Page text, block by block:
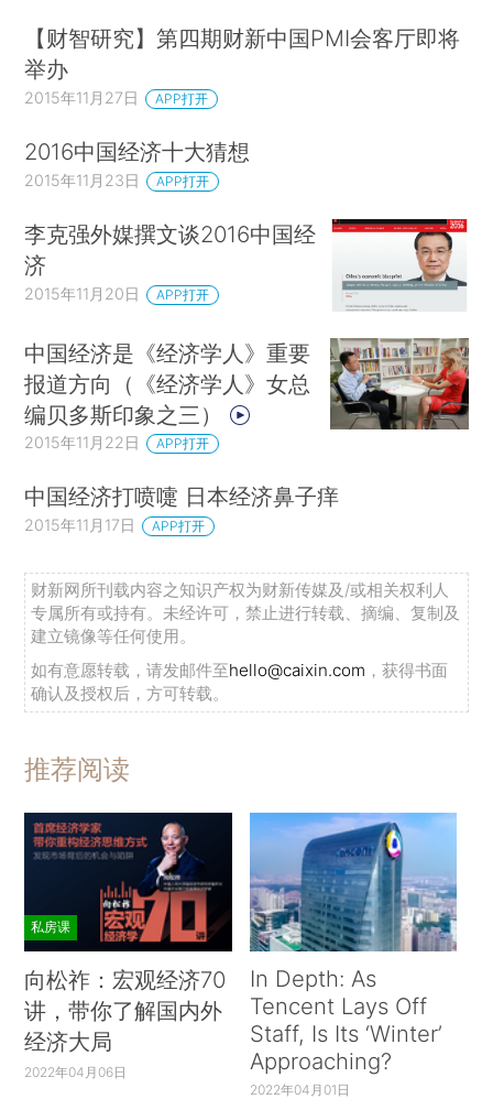
【财智研究】第四期财新中国PMI会客厅即将
举办
2015年11月27日 APP打开
2016中国经济十大猜想
2015年11月23日 APP打开
李克强外媒撰文谈2016中国经
济
2015年11月20日 APP打开
中国经济是《经济学人》重要
报道方向（《经济学人》女总
编贝多斯印象之三）
2015年11月22日 APP打开
中国经济打喷嚏 日本经济鼻子痒
2015年11月17日 APP打开
财新网所刊载内容之知识产权为财新传媒及/或相关权利人
专属所有或持有。未经许可，禁止进行转载、摘编、复制及
建立镜像等任何使用。
如有意愿转载，请发邮件至hello@caixin.com ，获得书面
确认及授权后，方可转载。
推荐阅读
私房课
向松祚：宏观经济70
讲，带你了解国内外
经济大局
2022年04月06日
In Depth: As
Tencent Lays Off
Staff, Is Its ‘Winter’
Approaching?
2022年04月01日